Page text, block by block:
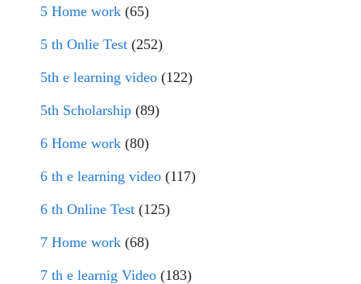
5 Home work (65)
5 th Onlie Test (252)
5th e learning video (122)
5th Scholarship (89)
6 Home work (80)
6 th e learning video (117)
6 th Online Test (125)
7 Home work (68)
7 th e learnig Video (183)